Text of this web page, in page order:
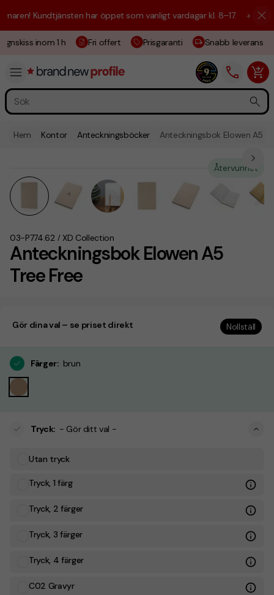
Kundtjänsten har öppet som vanligt vardagar kl. 8–17. ☀️ Vi är
inom 1 h Fri offert Prisgaranti Snabb leverans
Hem Kontor Anteckningsböcker Anteckningsbok Elowen A5
Anteckningsbok Elowen A5
Tree Free
03-P774.62 / XD Collection
Återvunnet
Gör dina val – se priset direkt Nollställ
Färger: brun
Tryck: - Gör ditt val -
Utan tryck
Tryck, 1 färg
Tryck, 2 färger
Tryck, 3 färger
Tryck, 4 färger
C02 Gravyr